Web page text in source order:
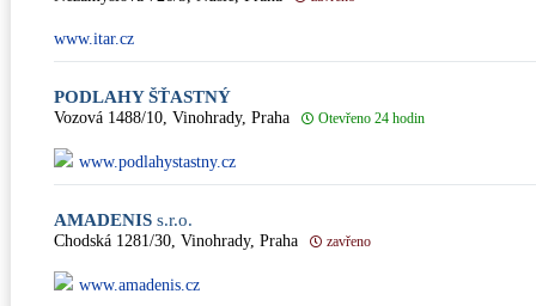
www.itar.cz
PODLAHY ŠŤASTNÝ
Vozová 1488/10, Vinohrady, Praha Otevřeno 24 hodin
www.podlahystastny.cz
AMADENIS s.r.o.
Chodská 1281/30, Vinohrady, Praha zavřeno
www.amadenis.cz